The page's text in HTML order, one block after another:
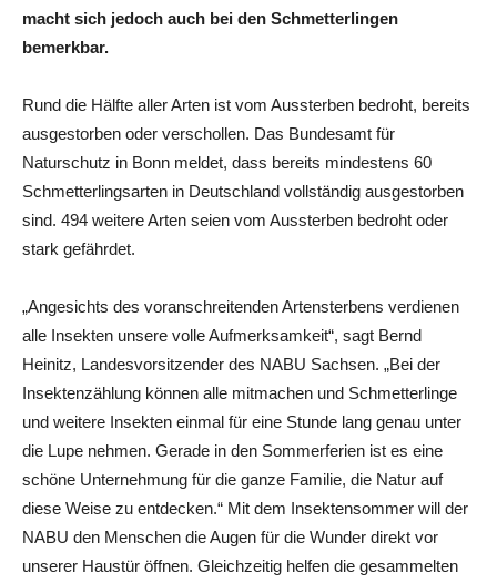
macht sich jedoch auch bei den Schmetterlingen
bemerkbar.
Rund die Hälfte aller Arten ist vom Aussterben bedroht, bereits
ausgestorben oder verschollen. Das Bundesamt für
Naturschutz in Bonn meldet, dass bereits mindestens 60
Schmetterlingsarten in Deutschland vollständig ausgestorben
sind. 494 weitere Arten seien vom Aussterben bedroht oder
stark gefährdet.
„Angesichts des voranschreitenden Artensterbens verdienen
alle Insekten unsere volle Aufmerksamkeit“, sagt Bernd
Heinitz, Landesvorsitzender des NABU Sachsen. „Bei der
Insektenzählung können alle mitmachen und Schmetterlinge
und weitere Insekten einmal für eine Stunde lang genau unter
die Lupe nehmen. Gerade in den Sommerferien ist es eine
schöne Unternehmung für die ganze Familie, die Natur auf
diese Weise zu entdecken.“ Mit dem Insektensommer will der
NABU den Menschen die Augen für die Wunder direkt vor
unserer Haustür öffnen. Gleichzeitig helfen die gesammelten